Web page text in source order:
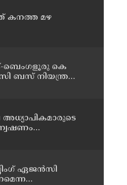
കനത്ത മഴ
ബെംഗളൂരു കെ
ബസ് നിയന്ത്രണം
ഏജന്‍സി